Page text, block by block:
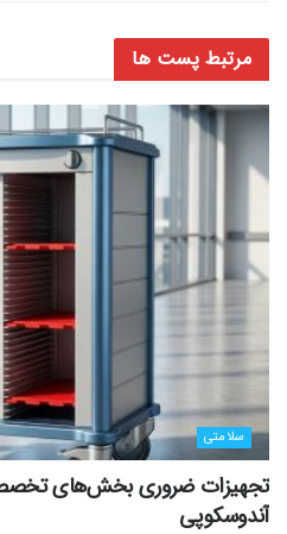
مرتبط پست ها
سلامتی
تجهیزات ضروری بخش‌های تخصصی
آندوسکوپی